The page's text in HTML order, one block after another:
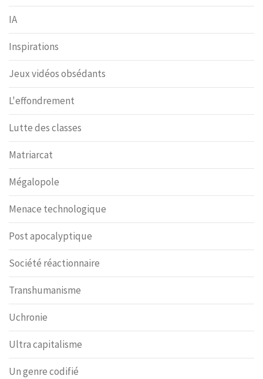
IA
Inspirations
Jeux vidéos obsédants
L'effondrement
Lutte des classes
Matriarcat
Mégalopole
Menace technologique
Post apocalyptique
Société réactionnaire
Transhumanisme
Uchronie
Ultra capitalisme
Un genre codifié